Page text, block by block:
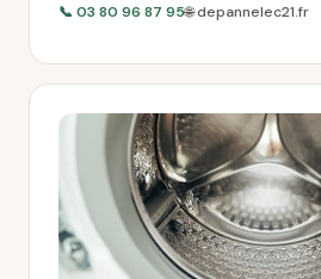
📞 03 80 96 87 95🌐 depannelec21.fr